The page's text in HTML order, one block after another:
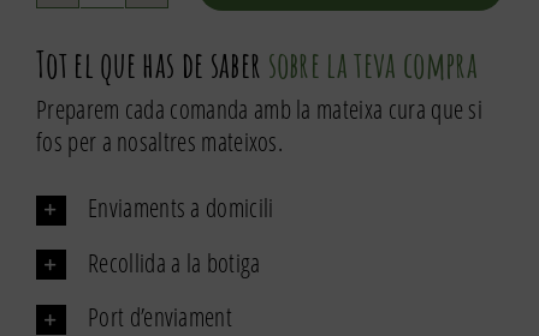
Comí
molt
Tot el que has de saber sobre la teva compra
Preparem cada comanda amb la mateixa cura que si
fos per a nosaltres mateixos.
Enviaments a domicili
Recollida a la botiga
Port d’enviament